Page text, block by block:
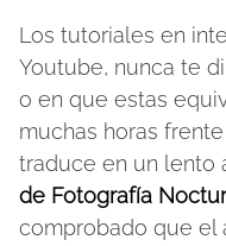
Los tutoriales en
Youtube, nunca te
o en que estas
muchas horas
traduce en un lento
de Fotografía
comprobado que el